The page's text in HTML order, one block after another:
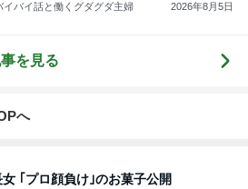
イバイ話と働くグダグダ主婦 2026年8月5日
を見る
へ
｢プロ顔負け｣のお菓子公開